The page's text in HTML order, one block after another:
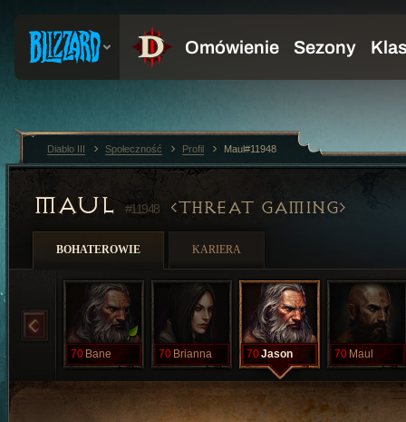
MAUL #11948 THREAT GAMING
BOHATEROWIE KARIERA
70 Bane 70 Brianna 70Jason 70 Maul
Diablo III Społeczność Profil Maul#11948